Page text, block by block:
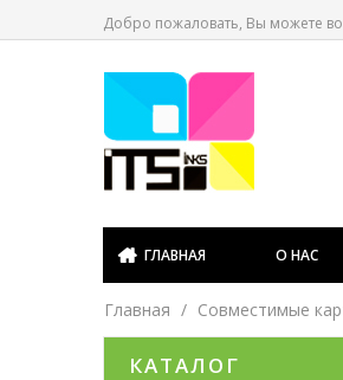
Добро пожаловать, Вы можете
ГЛАВНАЯ О НАС
Главная Совместимые
КАТАЛОГ